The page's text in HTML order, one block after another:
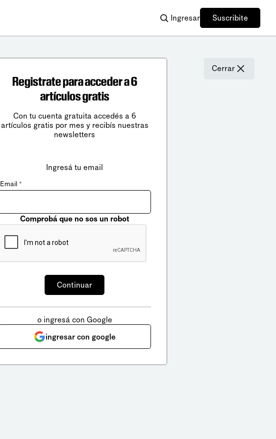
Ingresar Suscribite
Cerrar
Registrate para acceder a 6
artículos gratis
Con tu cuenta gratuita accedés a 6
artículos gratis por mes y recibís nuestras
newsletters
Ingresá tu email
Email *
Comprobá que no sos un robot
o ingresá con Google
ingresar con google